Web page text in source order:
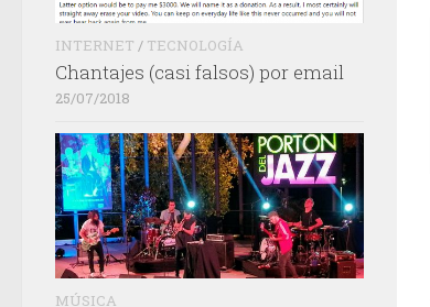
INTERNET / TECNOLOGÍA
Chantajes (casi falsos) por email
25/07/2018
MÚSICA